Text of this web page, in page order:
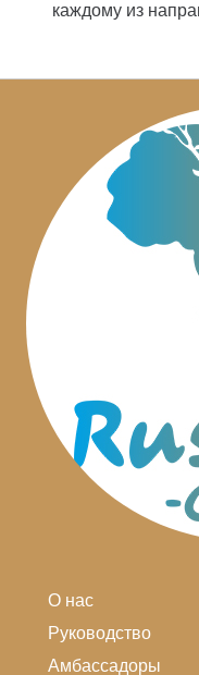
каждому из
О нас
Руководство
Амбассадоры